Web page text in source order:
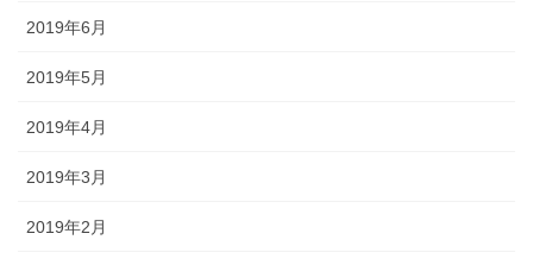
2019年6月
2019年5月
2019年4月
2019年3月
2019年2月